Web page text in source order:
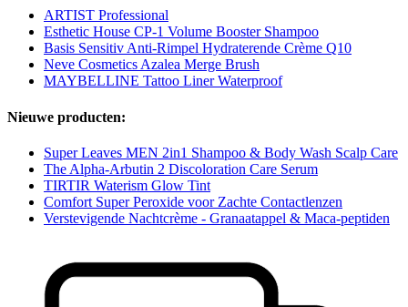
ARTIST Professional
Esthetic House CP-1 Volume Booster Shampoo
Basis Sensitiv Anti-Rimpel Hydraterende Crème Q10
Neve Cosmetics Azalea Merge Brush
MAYBELLINE Tattoo Liner Waterproof
Nieuwe producten:
Super Leaves MEN 2in1 Shampoo & Body Wash Scalp Care
The Alpha-Arbutin 2 Discoloration Care Serum
TIRTIR Waterism Glow Tint
Comfort Super Peroxide voor Zachte Contactlenzen
Verstevigende Nachtcrème - Granaatappel & Maca-peptiden